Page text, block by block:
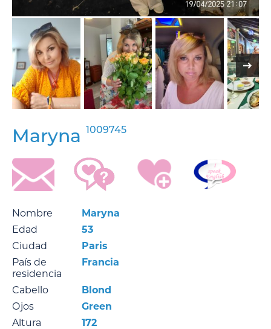
Maryna 1009745
Nombre
Maryna
Edad
53
Ciudad
Paris
País de
residencia
Francia
Cabello
Blond
Ojos
Green
Altura
172